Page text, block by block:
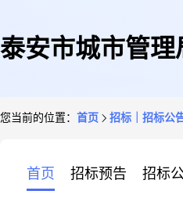
泰安市城市管
您当前的位置： 首页 招标｜招标公
首页 招标预告 招标